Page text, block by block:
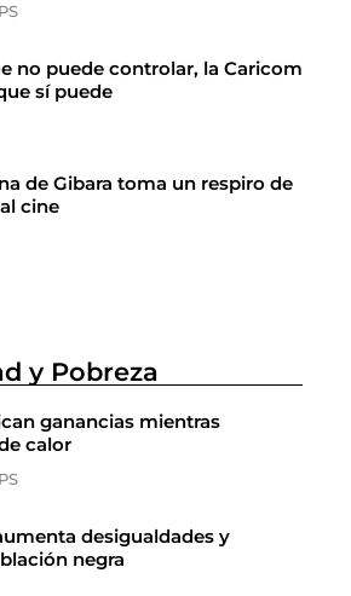
no puede controlar, la Caricom
sí puede
de Gibara toma un respiro de
cine
y Pobreza
ganancias mientras
calor
desigualdades y
negra